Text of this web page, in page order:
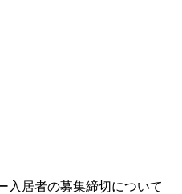
入居者の募集締切について